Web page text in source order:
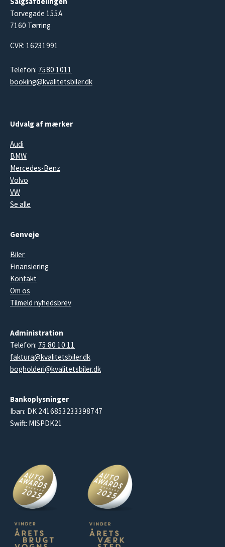
Torvegade 155A
7160 Tørring
CVR: 16231991
Telefon: 7580 1011
booking@kvalitetsbiler.dk
Udvalg af mærker
Audi
BMW
Mercedes-Benz
Volvo
VW
Se alle
Genveje
Biler
Finansiering
Kontakt
Om os
Tilmeld nyhedsbrev
Administration
Telefon: 75 80 10 11
faktura@kvalitetsbiler.dk
bogholderi@kvalitetsbiler.dk
Bankoplysninger
Iban: DK 2416853233398747
Swift: MISPDK21